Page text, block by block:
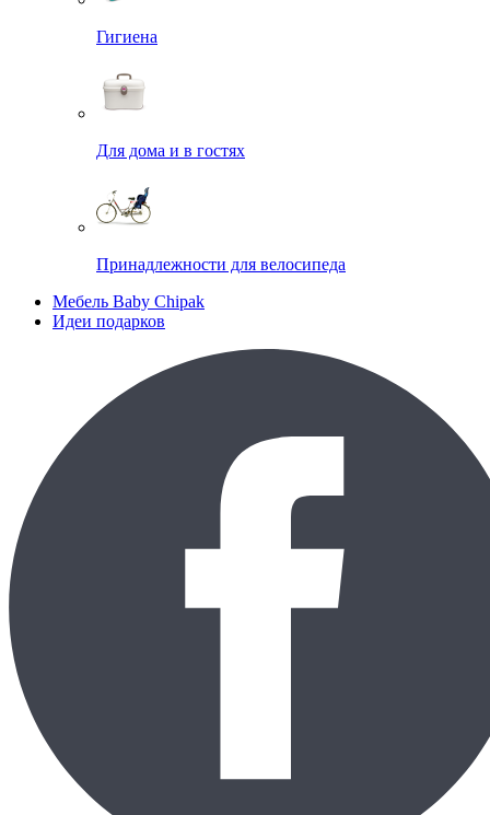
Гигиена
Для дома и в гостях
Принадлежности для велосипеда
Мебель Baby Chipak
Идеи подарков